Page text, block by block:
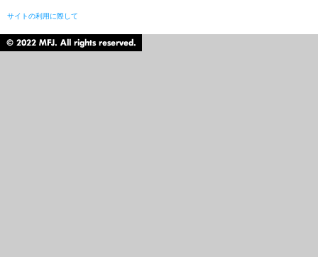
サイトの利用に際して